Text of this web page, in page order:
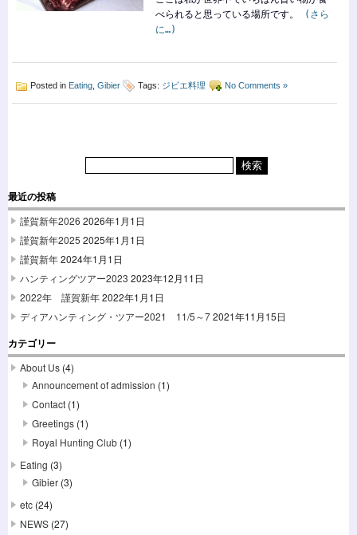
べられると思っている場所です。
(さら
に…)
Posted in Eating Gibier Tags: ジビエ料理 No Comments »
最近の投稿
謹賀新年2026 2026年1月1日
謹賀新年2025 2025年1月1日
謹賀新年2024年1月1日
ハンティングツアー2023 2023年12月11日
2022年 謹賀新年2022年1月1日
ディアハンティング・ツアー2021 11/5～72021年11月15日
カテゴリー
About Us (4)
Announcement of admission (1)
Contact (1)
Greetings (1)
Royal Hunting Club (1)
Eating (3)
Gibier (3)
etc (24)
NEWS (27)